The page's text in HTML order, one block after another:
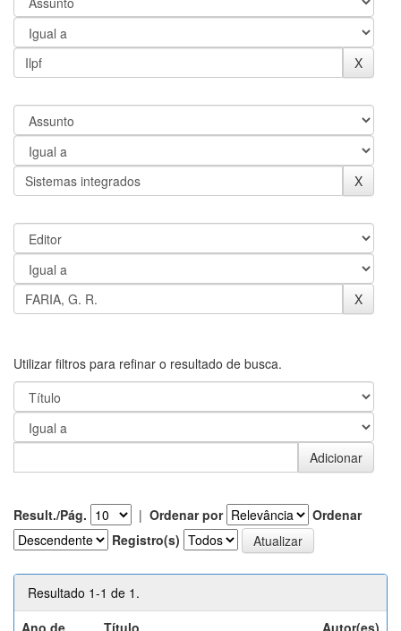
Utilizar filtros para refinar o resultado de busca.
Result./Pág. | Ordenar por
Ordenar
Registro(s)
Resultado 1-1 de 1.
Ano de
Título Autor(es)